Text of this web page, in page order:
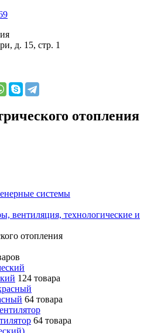
д. 15, стр. 1
отопления
системы
вентиляция, технологические и
отопления
124 товара
64 товара
64 товара